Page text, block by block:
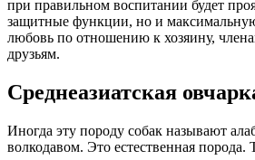
при правильном воспитании будет
защитные функции, но и
любовь по отношению к хозяину,
друзьям.
Среднеазиатская
Иногда эту породу собак называют
волкодавом. Это естественная